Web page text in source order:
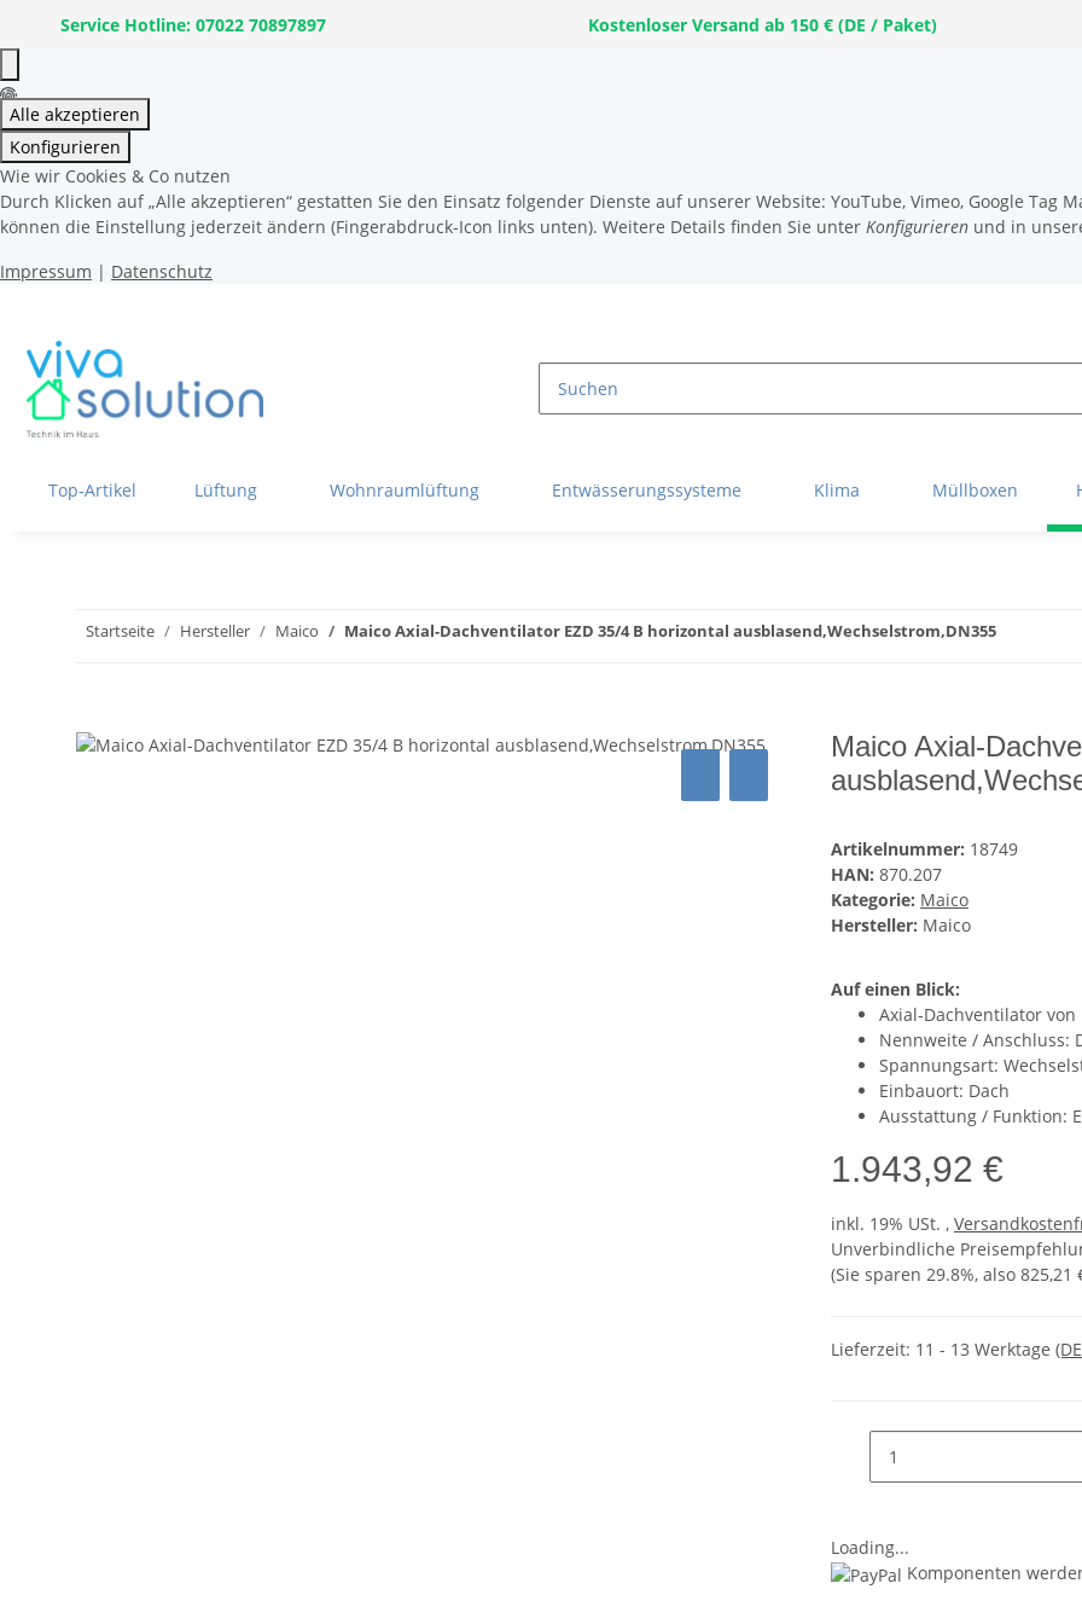
Service Hotline: 07022 70897897 Kostenloser Versand ab 150 € (DE / Paket)
Alle akzeptieren
Konfigurieren
Wie wir Cookies & Co nutzen
Durch Klicken auf „Alle akzeptieren“ gestatten Sie den Einsatz folgender Dienste auf unserer Website: YouTube, Vimeo, Google Tag
können die Einstellung jederzeit ändern (Fingerabdruck-Icon links unten). Weitere Details finden Sie unter Konfigurieren und in
Impressum | Datenschutz
Top-Artikel Lüftung Wohnraumlüftung Entwässerungssysteme Klima Müllboxen
Startseite Hersteller Maico Maico Axial-Dachventilator EZD 35/4 B horizontal ausblasend,Wechselstrom,DN355
Maico Axial-
Artikelnummer: 18749
HAN: 870.207
Kategorie: Maico
Hersteller: Maico
Auf einen Blick:
Axial-Dachventilator von
Nennweite / Anschluss:
Spannungsart:
Einbauort: Dach
Ausstattung / Funktion:
1.943,92 €
inkl. 19% USt. ,
Unverbindliche
(Sie sparen 29.8%, also 825,21
Lieferzeit: 11 - 13 Werktage
Loading...
Komponenten